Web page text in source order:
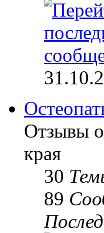
Отзывы
края
30
89